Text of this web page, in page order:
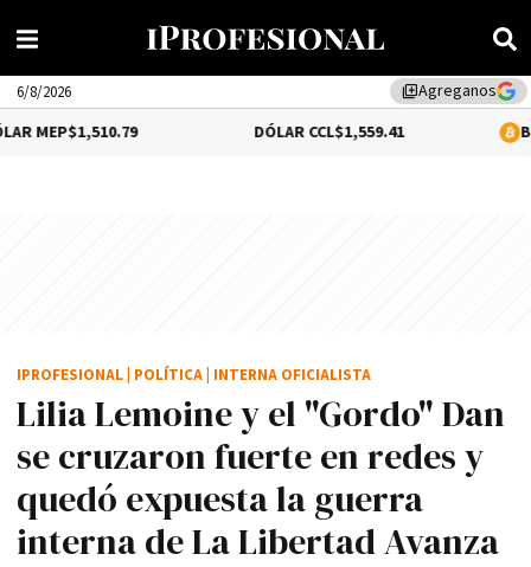
library_addAgreganos
6/8/2026
DÓLAR CCL$1,559.41 BITCOIN
Lilia Lemoine y el "Gordo" Dan
se cruzaron fuerte en redes y
quedó expuesta la guerra
interna de La Libertad Avanza
IPROFESIONAL POLÍTICA INTERNA OFICIALISTA